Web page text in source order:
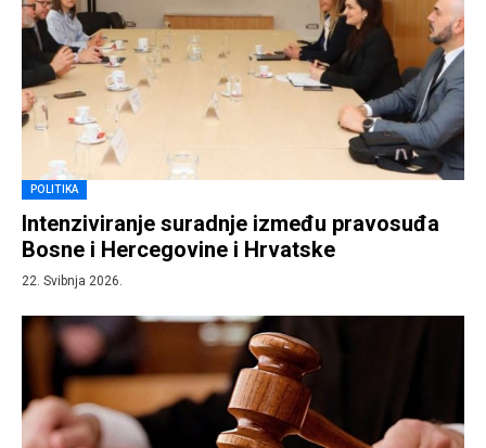
POLITIKA
Intenziviranje suradnje između pravosuđa
Bosne i Hercegovine i Hrvatske
22. Svibnja 2026.